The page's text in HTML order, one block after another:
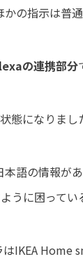
の指示は普通
の連携部分
態になりまし
語の情報が
に困ってい
IKEA